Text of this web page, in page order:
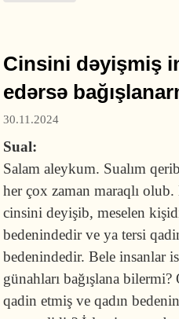
Cinsini dəyişmiş
edərsə
30.11.2024
Sual:
Salam aleykum. Sualım
her çox zaman maraqlı
cinsini deyişib, meselen
bedenindedir ve ya tersi
bedenindedir. Bele insanlar
günahları bağışlana
qadin etmiş ve qadın